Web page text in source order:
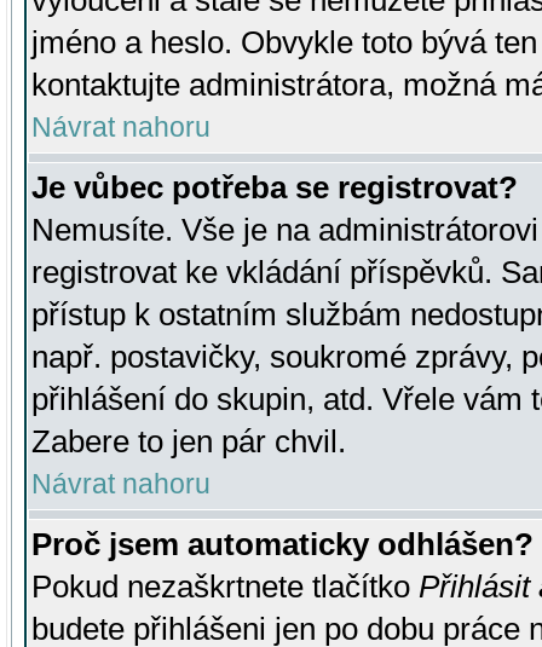
jméno a heslo. Obvykle toto bývá
kontaktujte administrátora, možná
Návrat nahoru
Je vůbec potřeba se registrovat?
Nemusíte. Vše je na
registrovat ke vkládání příspěvků.
přístup k ostatním službám
např. postavičky, soukromé zprávy,
přihlášení do skupin, atd. Vřele vám
Zabere to jen pár chvil.
Návrat nahoru
Proč jsem automaticky odhlášen?
Pokud nezaškrtnete tlačítko Přihlásit
budete přihlášeni jen po dobu práce